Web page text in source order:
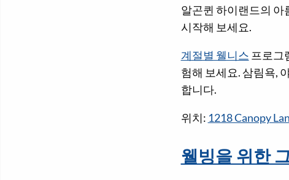
알곤퀸 하이랜드의 아
시작해 보세요.
계절별 웰니스 프로그
험해 보세요. 삼림욕,
합니다.
위치: 1218 Canopy
웰빙을 위한